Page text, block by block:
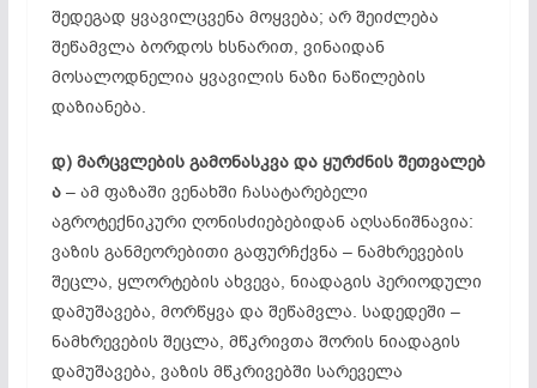
შედეგად ყვავილცვენა მოყვება; არ შეიძლება
შეწამვლა ბორდოს ხსნარით, ვინაიდან
მოსალოდნელია ყვავილის ნაზი ნაწილების
დაზიანება.
დ) მარცვლების გამონასკვა და ყურძნის შეთვალებ
ა– ამ ფაზაში ვენახში ჩასატარებელი
აგროტექნიკური ღონისძიებებიდან აღსანიშნავია:
ვაზის განმეორებითი გაფურჩქვნა – ნამხრევების
შეცლა, ყლორტების ახვევა, ნიადაგის პერიოდული
დამუშავება, მორწყვა და შეწამვლა. სადედეში –
ნამხრევების შეცლა, მწკრივთა შორის ნიადაგის
დამუშავება, ვაზის მწკრივებში სარეველა